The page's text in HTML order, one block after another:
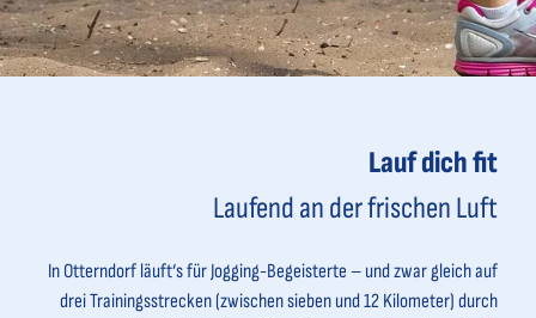
Lauf dich fit
Laufend an der frischen Luft
In Otterndorf läuft‘s für Jogging-Begeisterte – und zwar gleich auf
drei Trainingsstrecken (zwischen sieben und 12 Kilometer) durch